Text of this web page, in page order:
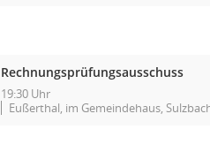
Rechnungsprüfungsausschuss
19:30 Uhr
Eußerthal, im Gemeindehaus,